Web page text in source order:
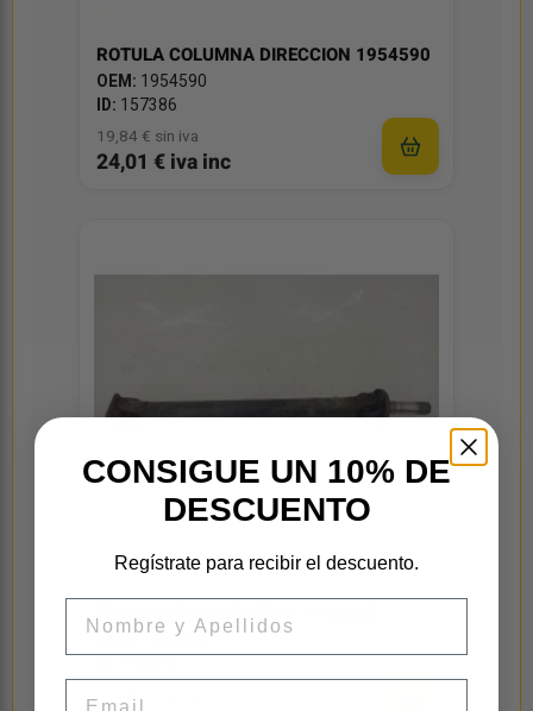
ROTULA COLUMNA DIRECCION 1954590
OEM: 1954590
ID: 157386
19,84 € sin iva
24,01 € iva inc
TRANSMISION CENTRAL 1962563
1962563
39,67 € sin iva
CONSIGUE UN 10% DE
DESCUENTO
Regístrate para recibir el descuento.